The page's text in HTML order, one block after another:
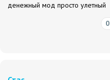
денежный мод просто улетный
0